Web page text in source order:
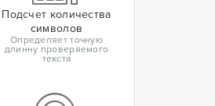
Подсчет количества
символов
Определяет точную
длинну проверяемого
текста